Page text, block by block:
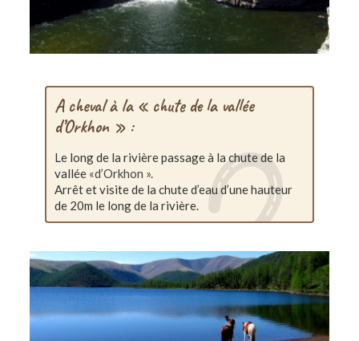
A cheval à la « chute de la vallée
d’Orkhon » :
Le long de la rivière passage à la chute de la
vallée «d’Orkhon ».
Arrêt et visite de la chute d’eau d’une hauteur
de 20m le long de la rivière.